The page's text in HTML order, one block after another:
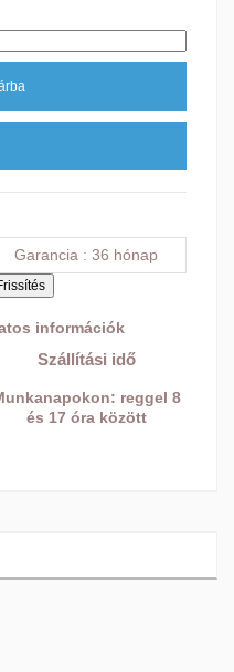
Garancia
36 hónap
információk
Szállítási idő
reggel 8
és 17 óra között